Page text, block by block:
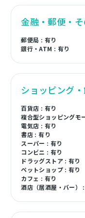
金融・郵便・
郵便局 : 有り
銀行・ATM : 有り
ショッピング
百貨店 : 有り
複合型ショッピングモ
電気店 : 有り
書店 : 有り
スーパー : 有り
コンビニ : 有り
ドラッグストア : 有り
ペットショップ : 有り
カフェ : 有り
酒店（居酒屋・バー）